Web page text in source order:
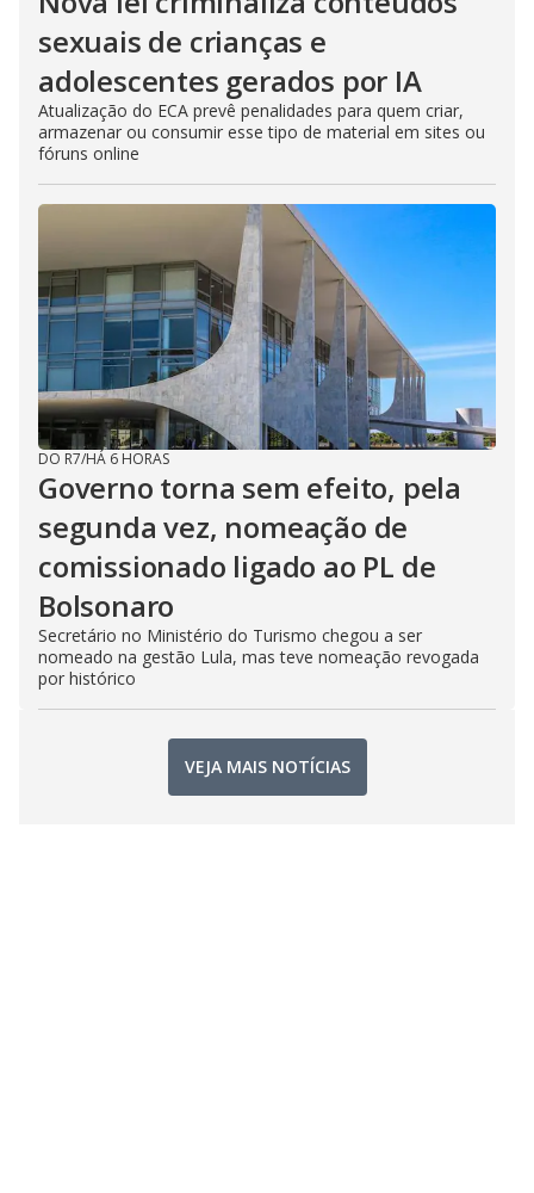
sexuais de crianças e
adolescentes gerados por IA
Atualização do ECA prevê penalidades para quem criar,
armazenar ou consumir esse tipo de material em sites ou
fóruns online
DO R7/HÁ 6 HORAS
Governo torna sem efeito, pela
segunda vez, nomeação de
comissionado ligado ao PL de
Bolsonaro
Secretário no Ministério do Turismo chegou a ser
nomeado na gestão Lula, mas teve nomeação revogada
por histórico
VEJA MAIS NOTÍCIAS